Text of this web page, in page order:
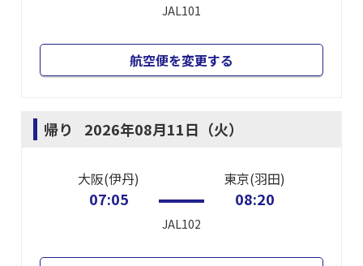
JAL101
航空便を変更する
帰り 2026年08月11日（火）
大阪(伊丹)
07:05
JAL102
東京(羽田)
08:20